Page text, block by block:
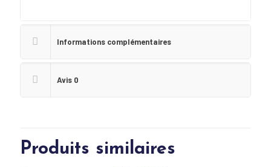
Informations complémentaires
Avis 0
Produits similaires